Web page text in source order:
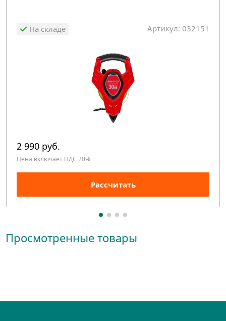
На складе Артикул: 032151
2 990 руб.
Цена включает НДС 20%
Рассчитать
Просмотренные товары